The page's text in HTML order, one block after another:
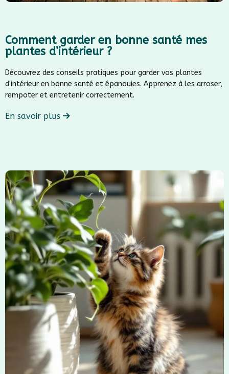
Comment garder en bonne santé mes
plantes d’intérieur ?
Découvrez des conseils pratiques pour garder vos plantes
d'intérieur en bonne santé et épanouies. Apprenez à les arroser,
rempoter et entretenir correctement.
En savoir plus